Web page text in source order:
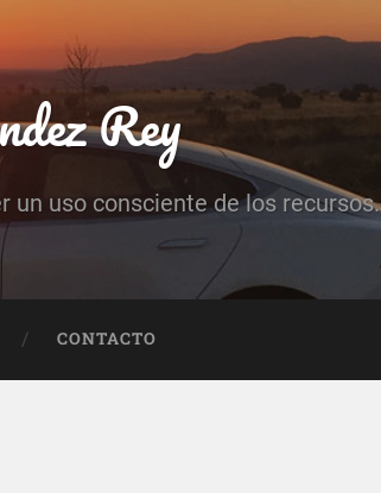
Rey
un uso consciente de los recursos.
CONTACTO